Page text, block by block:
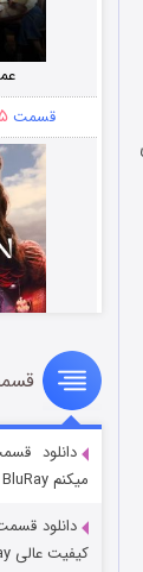
قسمت ۵
قسمت۲ (زیرنویس)
دانلود
میکنم 1080p BluRay
دانلود
کیفیت عالی BluRay